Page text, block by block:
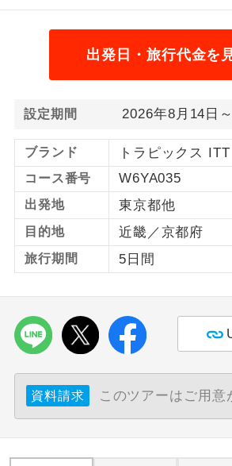
出発日・旅行代金を
設定期間 2026年8月14日
ブランド トラピックス ITT
コース番号 W6YA035
出発地 東京都他
目的地 近畿／京都府
旅行期間 5日間
資料請求 このツアーはご用意
ご夫婦限定
ご夫婦限定でご参
す。
年齢制限あり
ご参加にあたり年
です。
航空会社指定
利用航空会社が指
画にとても便利で
ご紹介するホテル
おひとり様バ
ス2席利用
おひとり様でバス
す。